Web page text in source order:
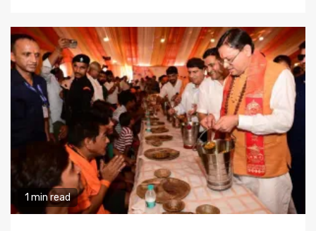
1 min read